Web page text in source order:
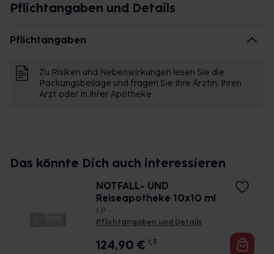
Pflichtangaben und Details
Pflichtangaben
Zu Risiken und Nebenwirkungen lesen Sie die
Packungsbeilage und fragen Sie Ihre Ärztin, Ihren
Arzt oder in Ihrer Apotheke.
Das könnte Dich auch interessieren
NOTFALL- UND
Reiseapotheke 10x10 ml
1 P •
Pflichtangaben und Details
124,90 € 1, 3